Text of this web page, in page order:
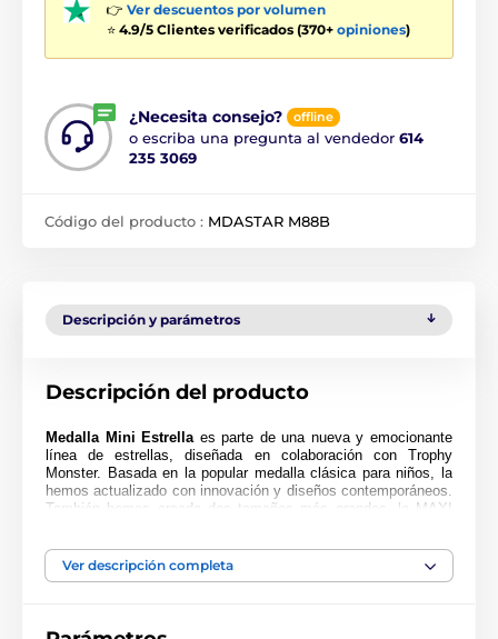
👉 Ver descuentos por volumen
⭐ 4.9/5 Clientes verificados (370+ opiniones)
¿Necesita consejo? offline
o escriba una pregunta al vendedor 614
235 3069
Código del producto : MDASTAR M88B
Descripción y parámetros
Descripción del producto
Medalla Mini Estrellaes parte de una nueva y emocionante
línea de estrellas, diseñada en colaboración con Trophy
Monster. Basada en la popular medalla clásica para niños, la
hemos actualizado con innovación y diseños contemporáneos.
También hemos creado dos tamaños más grandes, la MAXI
Cortada en una forma especial, esta medalla presenta una
impresión en color de alta calidad en el reverso del acrílico de
Ver descripción completa